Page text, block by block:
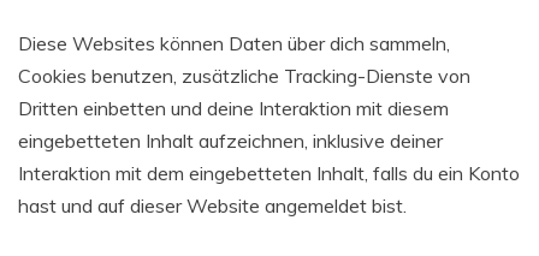
Diese Websites können Daten über dich sammeln,
Cookies benutzen, zusätzliche Tracking-Dienste von
Dritten einbetten und deine Interaktion mit diesem
eingebetteten Inhalt aufzeichnen, inklusive deiner
Interaktion mit dem eingebetteten Inhalt, falls du ein Konto
hast und auf dieser Website angemeldet bist.